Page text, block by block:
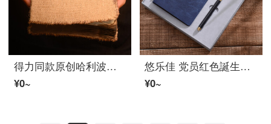
得力同款原创哈利波特周辺魔法ノート定制复古手工做旧主题ハンドアカウント本A5ジャーナル洋凝珑 空白封面
¥0~
悠乐佳 党员红色誕生日プレゼント奖品实用公司知识竞赛史支部红色スーツ活动纪念品伴手礼 蓝-SZハンドアカウント本+古铜笔+古铜U盘
¥0~